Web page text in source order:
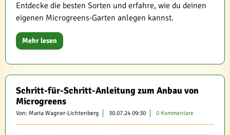
Entdecke die besten Sorten und erfahre, wie du deinen
eigenen Microgreens-Garten anlegen kannst.
Mehr lesen
Schritt-für-Schritt-Anleitung zum Anbau von
Microgreens
Von: Maria Wagner-Lichtenberg 30.07.24 09:30 0 Kommentare